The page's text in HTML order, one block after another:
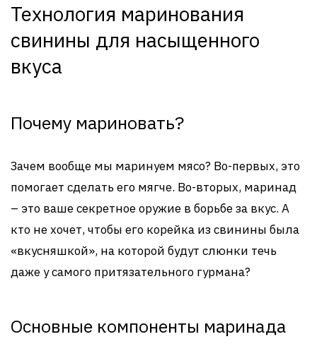
Технология маринования
свинины для насыщенного
вкуса
Почему мариновать?
Зачем вообще мы маринуем мясо? Во-первых, это
помогает сделать его мягче. Во-вторых, маринад
– это ваше секретное оружие в борьбе за вкус. А
кто не хочет, чтобы его корейка из свинины была
«вкусняшкой», на которой будут слюнки течь
даже у самого притязательного гурмана?
Основные компоненты маринада